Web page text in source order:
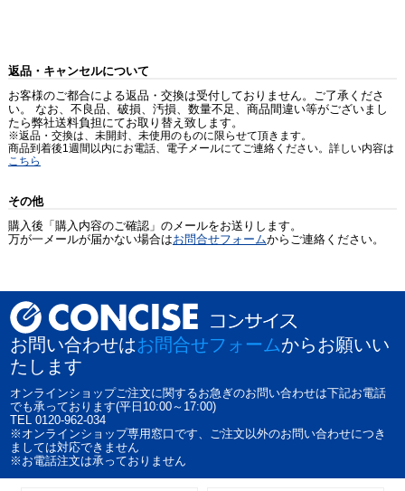
返品・キャンセルについて
お客様のご都合による返品・交換は受付しておりません。ご了承くださ
い。 なお、不良品、破損、汚損、数量不足、商品間違い等がございまし
たら弊社送料負担にてお取り替え致します。
※返品・交換は、未開封、未使用のものに限らせて頂きます。
商品到着後1週間以内にお電話、電子メールにてご連絡ください。詳しい内容は
こちら
その他
購入後「購入内容のご確認」のメールをお送りします。
万が一メールが届かない場合はお問合せフォームからご連絡ください。
お問い合わせはお問合せフォームからお願いい
たします
オンラインショップご注文に関するお急ぎのお問い合わせは下記お電話
でも承っております(平日10:00～17:00)
TEL 0120-962-034
※オンラインショップ専用窓口です、ご注文以外のお問い合わせにつき
ましては対応できません
※お電話注文は承っておりません